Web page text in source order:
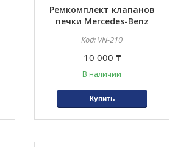
Ремкомплект клапанов
печки Mercedes-Benz
VN-210
10 000 ₸
В наличии
Купить